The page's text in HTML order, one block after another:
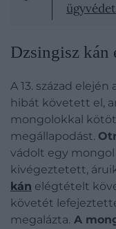
Dzsingisz kán
A 13. század elején
hibát követett el,
mongolokkal
megállapodást.
vádolt egy
kivégeztetett,
kán elégtételt
követét
megalázta. A